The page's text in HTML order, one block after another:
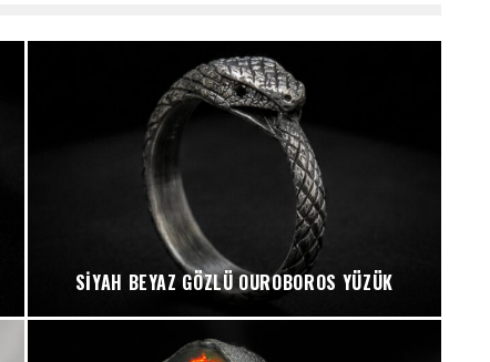
SIYAH BEYAZ GÖZLÜ OUROBOROS YÜZÜK